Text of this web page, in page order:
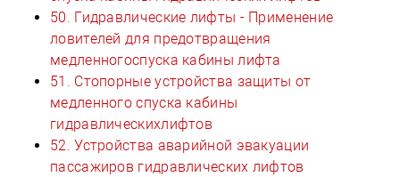
50. Гидравлические лифты - Применение
ловителей для предотвращения
медленногоспуска кабины лифта
51. Стопорные устройства защиты от
медленного спуска кабины
гидравлическихлифтов
52. Устройства аварийной эвакуации
пассажиров гидравлических лифтов